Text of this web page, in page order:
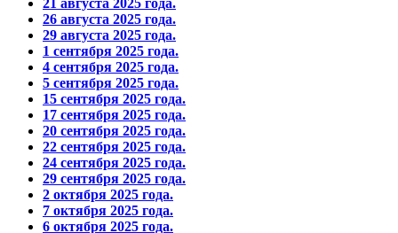
26 августа 2025 года.
29 августа 2025 года.
1 сентября 2025 года.
4 сентября 2025 года.
5 сентября 2025 года.
15 сентября 2025 года.
17 сентября 2025 года.
20 сентября 2025 года.
22 сентября 2025 года.
24 сентября 2025 года.
29 сентября 2025 года.
2 октября 2025 года.
7 октября 2025 года.
6 октября 2025 года.